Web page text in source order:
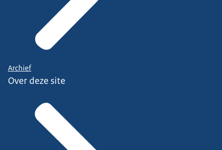
Archief
Over deze site